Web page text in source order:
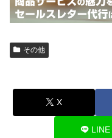
その他
X
LINE